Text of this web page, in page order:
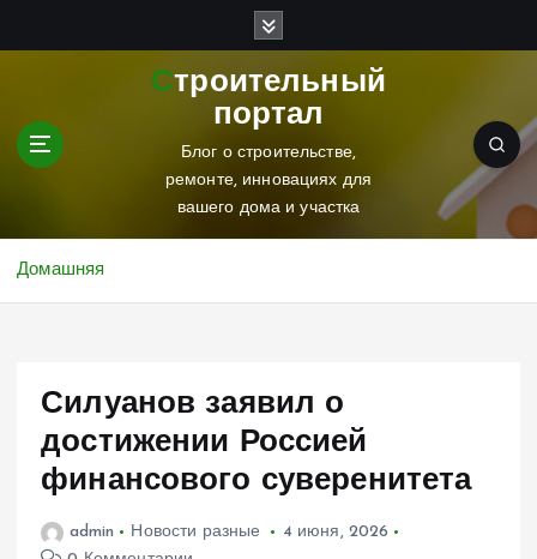
Строительный
портал
Блог о строительстве,
ремонте, инновациях для
вашего дома и участка
Домашняя
Силуанов заявил о
достижении Россией
финансового суверенитета
admin Новости разные
4 июня, 2026